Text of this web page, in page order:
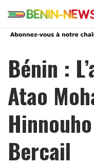
Bénin :
Atao
Bercail